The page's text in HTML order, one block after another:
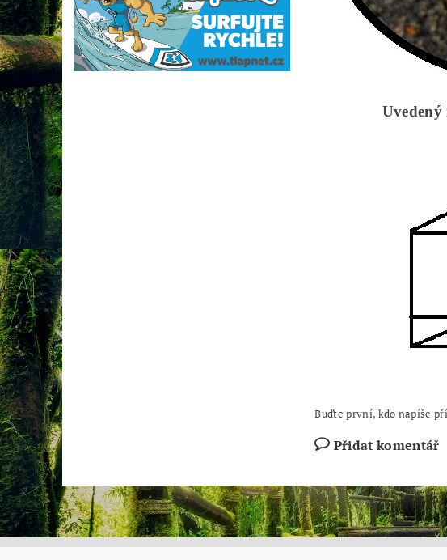
Buďte první, kdo napíše
Přidat komentář